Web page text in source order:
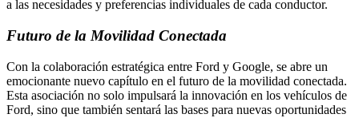
a las necesidades y preferencias individuales de cada conductor.
Futuro de la Movilidad Conectada
Con la colaboración estratégica entre Ford y Google, se abre un
emocionante nuevo capítulo en el futuro de la movilidad conectada.
Esta asociación no solo impulsará la innovación en los vehículos de
Ford, sino que también sentará las bases para nuevas oportunidades